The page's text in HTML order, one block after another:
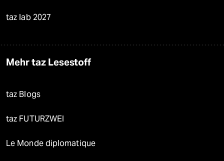
taz lab 2027
Mehr taz Lesestoff
taz Blogs
taz FUTURZWEI
Le Monde diplomatique